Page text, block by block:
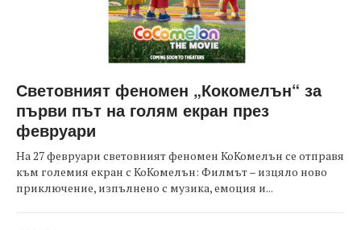
Световният феномен „Кокомелън“ за
първи път на голям екран през
февруари
На 27 февруари световният феномен КоКомелън се отправя
към големия екран с КоКомелън: Филмът – изцяло ново
приключение, изпълнено с музика, емоция и...